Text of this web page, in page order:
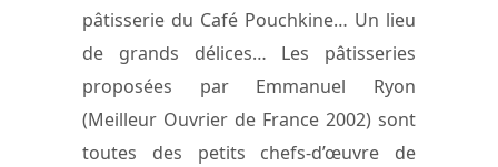
pâtisserie du Café Pouchkine… Un lieu
de grands délices… Les pâtisseries
proposées par Emmanuel Ryon
(Meilleur Ouvrier de France 2002) sont
toutes des petits chefs-d’œuvre de